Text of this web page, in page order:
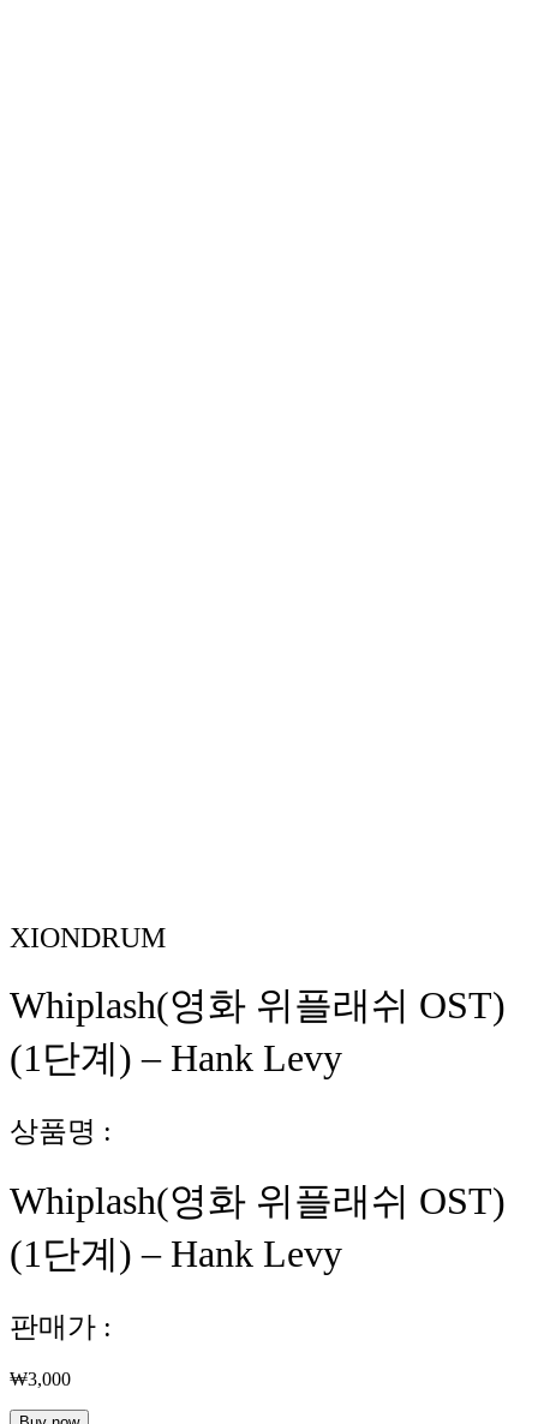
XIONDRUM
Whiplash(영화 위플래쉬 OST)
(1단계) – Hank Levy
상품명 :
Whiplash(영화 위플래쉬 OST)
(1단계) – Hank Levy
판매가 :
₩3,000